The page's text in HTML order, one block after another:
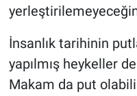
İnsanlık tarihinin
yapılmış heykeller
Makam da put